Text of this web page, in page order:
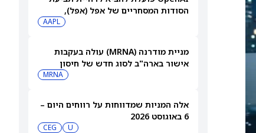
הסודות המסחריים של אפל (אפל),
שאותה כינתה "רשלנית, אגרסיבית AAPL
מניית מודרנה (MRNA) עולה בעקבות
אישור בארה"ב לסוג חדש של חיסון
MRNA
אלה המניות שמדווחות על רווחים היום –
6 באוגוסט 2026
U
CEG